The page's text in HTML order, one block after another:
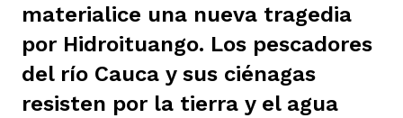
materialice una nueva tragedia
por Hidroituango. Los pescadores
del río Cauca y sus ciénagas
resisten por la tierra y el agua